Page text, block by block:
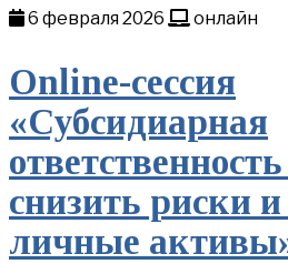
6 февраля 2026 онлайн
Online-сессия
«Субсидиарная
снизить риски
личные